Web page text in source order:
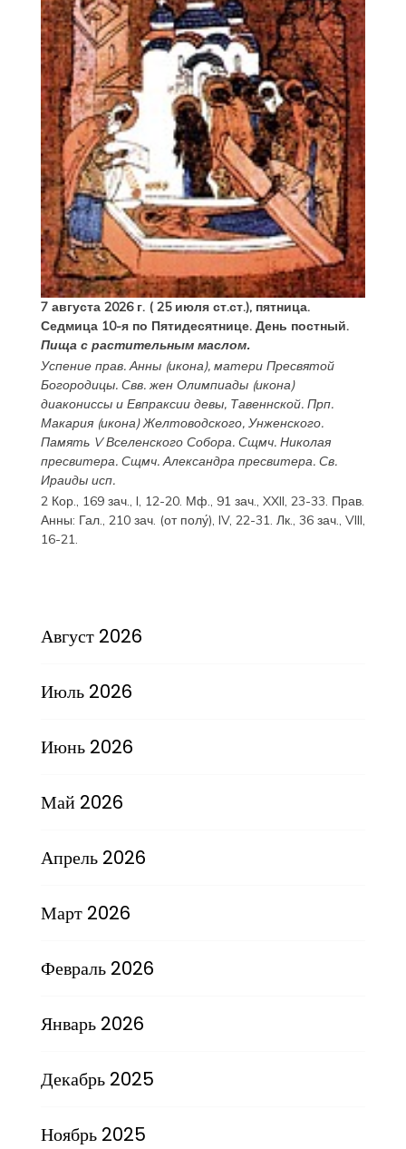
7 августа 2026 г. ( 25 июля ст.ст.), пятница.
Седмица 10-я по Пятидесятнице. День постный.
Пища с растительным маслом.
Успение прав.Анны(икона), матери Пресвятой
Богородицы. Свв. жен Олимпиады(икона)
диакониссы и Евпраксиидевы, Тавеннской. Прп.
Макария(икона) Желтоводского, Унженского.
Память V Вселенского Собора. Сщмч. Николая
пресвитера. Сщмч.Александрапресвитера. Св.
Ираидыисп.
2 Кор., 169 зач., I, 12-20. Мф., 91 зач., XXII, 23-33. Прав.
Анны: Гал., 210 зач. (от полу́), IV, 22-31. Лк., 36 зач., VIII,
16-21.
Август 2026
Июль 2026
Июнь 2026
Май 2026
Апрель 2026
Март 2026
Февраль 2026
Январь 2026
Декабрь 2025
Ноябрь 2025